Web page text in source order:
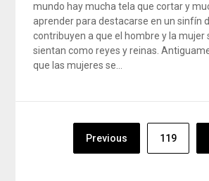
mundo hay mucha tela que cortar y
aprender para destacarse en un sinfín
contribuyen a que el hombre y la mujer
sientan como reyes y reinas.
que las mujeres se…
NavegaciónPrevious 119